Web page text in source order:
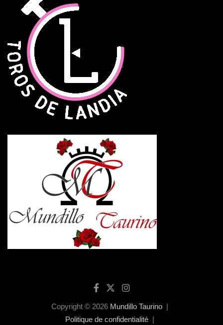
Copyright © 2026 Mundillo Taurino
Politique de confidentialité